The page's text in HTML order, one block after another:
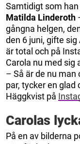
Samtidigt som
Matilda Linderoth
gångna helgen,
den 6 juni, gifte
är total och på
Carola nu med sig
– Så är de nu
par, tycker en glad
Häggkvist på
Carolas
På en av bilderna